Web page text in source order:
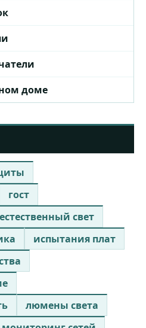
доме
гост
естественный свет
испытания плат
люмены света